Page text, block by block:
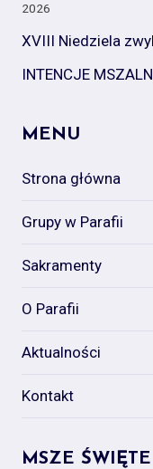
2026
XVIII Niedziela
INTENCJE
MENU
Strona główna
Grupy w Parafii
Sakramenty
O Parafii
Aktualności
Kontakt
MSZE ŚWIĘTE